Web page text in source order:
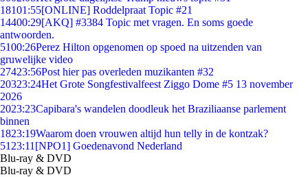
18101:55[ONLINE] Roddelpraat Topic #21
14400:29[AKQ] #3384 Topic met vragen. En soms goede
antwoorden.
5100:26Perez Hilton opgenomen op spoed na uitzenden van
gruwelijke video
27423:56Post hier pas overleden muzikanten #32
20323:24Het Grote Songfestivalfeest Ziggo Dome #5 13 november
2026
2023:23Capibara's wandelen doodleuk het Braziliaanse parlement
binnen
1823:19Waarom doen vrouwen altijd hun telly in de kontzak?
51 23:11 [NPO1] Goedenavond Nederland
Blu-ray & DVD
Blu-ray & DVD